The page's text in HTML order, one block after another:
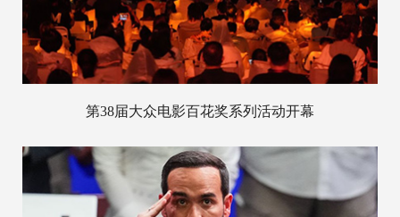
第38届大众电影百花奖系列活动开幕